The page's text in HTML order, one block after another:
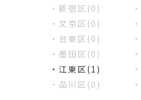
・新宿区(0)
・文京区(0)
・台東区(0)
・墨田区(0)
・江東区(1)
・品川区(0)